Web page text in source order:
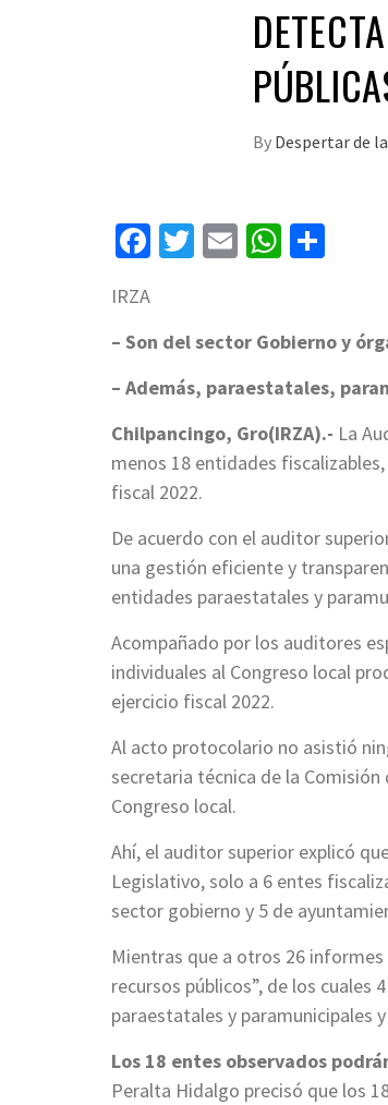
By Despertar de
Facebook
Twitter
Email
IRZA
– Son del sector Gobierno y
– Además, paraestatales,
Chilpancingo, Gro(IRZA).- La
menos 18 entidades
fiscal 2022.
De acuerdo con el auditor
una gestión eficiente y
entidades paraestatales y
Acompañado por los auditores
individuales al Congreso local
ejercicio fiscal 2022.
Al acto protocolario no asistió
secretaria técnica de la
Congreso local.
Ahí, el auditor superior explicó
Legislativo, solo a 6 entes
sector gobierno y 5 de
Mientras que a otros 26
recursos públicos”, de los
paraestatales y paramunicipales
Los 18 entes observados
Peralta Hidalgo precisó que los